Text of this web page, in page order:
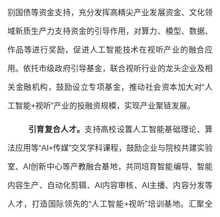
别国债等资金支持，充分发挥高精尖产业发展资金、文化领
域新质生产力支持资金的引导作用，对算力、模型、数据、
作品等进行奖励，促进人工智能技术在视听产业的融合应
用。依托市级政府引导基金，联合视听行业的龙头企业及相
关金融机构，鼓励设立专项基金，推动社会资本加大对“人
工智能+视听”产业的投融资规模，实现产业聚链发展。
引育复合人才。 支持高校设置人工智能基础理论、算
法应用等“AI+传媒”交叉学科课程，鼓励企业与院校共建实验
室、AI创新中心等产教融合基地，共同培育智能编导、智能
内容生产、自动化剪辑、AI内容审核、AI主播、内容分发等
人才，打造国际领先的“人工智能+视听”培训基地。汇聚全